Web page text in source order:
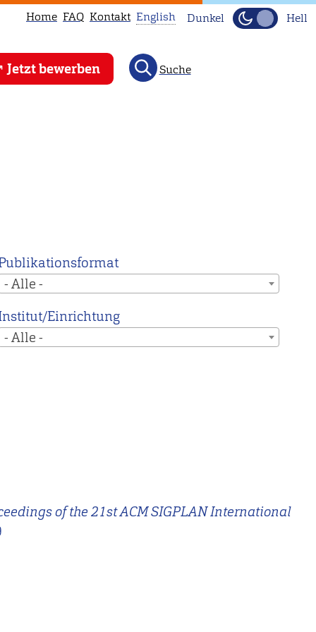
Home FAQ Kontakt
This
page
main
page
English Dunkel Hell
Jetzt bewerben Suche
- Alle -
Einrichtung
- Alle -
of the 21st ACM SIGPLAN International